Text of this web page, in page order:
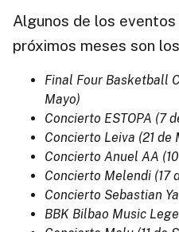
Algunos de los
próximos meses son
Final Four Basketball
Mayo)
Concierto ESTOPA (7
Concierto Leiva (21 de
Concierto Anuel AA
Concierto Melendi (17
Concierto Sebastian
BBK Bilbao Music